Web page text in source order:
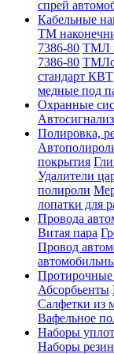
спрей
Кабельные
ТМ
7386-80 ТМЛ
7386-80 ТМЛс
стандарт КВТ
медные под
Охранные
Полировка,
покрытия
Удалители
полироли
лопатки для
Провода
Витая пара
Провод
Протирочные
Абсорбьенты
Салфетки из
Вафельное
Наборы
Наборы